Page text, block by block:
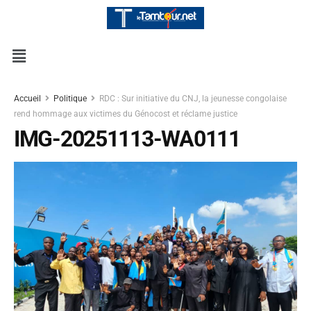
Accueil Politique
RDC : Sur initiative du CNJ, la jeunesse congolaise
rend hommage aux victimes du Génocost et réclame justice
IMG-20251113-WA0111